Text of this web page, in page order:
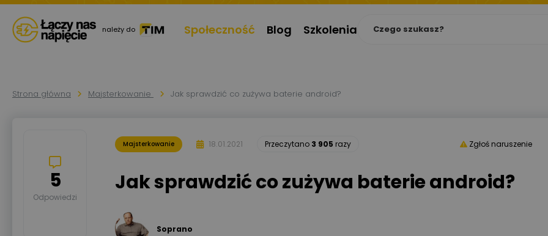
należy do Społeczność Blog Szkolenia
Strona główna Majsterkowanie Jak sprawdzić co zużywa baterie android?
Majsterkowanie 18.01.2021 Przeczytano 3 905 razy Zgłoś naruszenie
Jak sprawdzić co zużywa baterie android?
Soprano
5
Odpowiedzi